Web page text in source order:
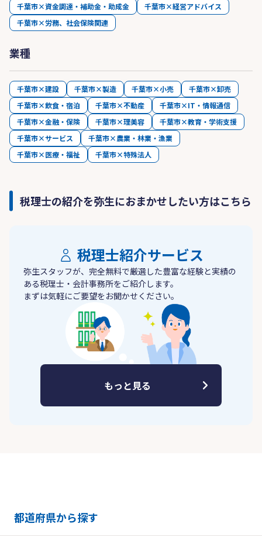
千葉市×資金調達・補助金・助成金
千葉市×経営アドバイス
千葉市×労務、社会保険関連
業種
千葉市×建設 千葉市×製造 千葉市×小売
千葉市×卸売
千葉市×飲食・宿泊
千葉市×不動産
千葉市×IT・情報通信
千葉市×金融・保険
千葉市×理美容
千葉市×教育・学術支援
千葉市×サービス
千葉市×農業・林業・漁業
千葉市×医療・福祉
千葉市×特殊法人
税理士の紹介を弥生におまかせしたい方はこちら
税理士紹介サービス
弥生スタッフが、完全無料で厳選した豊富な経験と実績の
ある税理士・会計事務所をご紹介します。
まずは気軽にご要望をお聞かせください。
もっと見る
都道府県から探す